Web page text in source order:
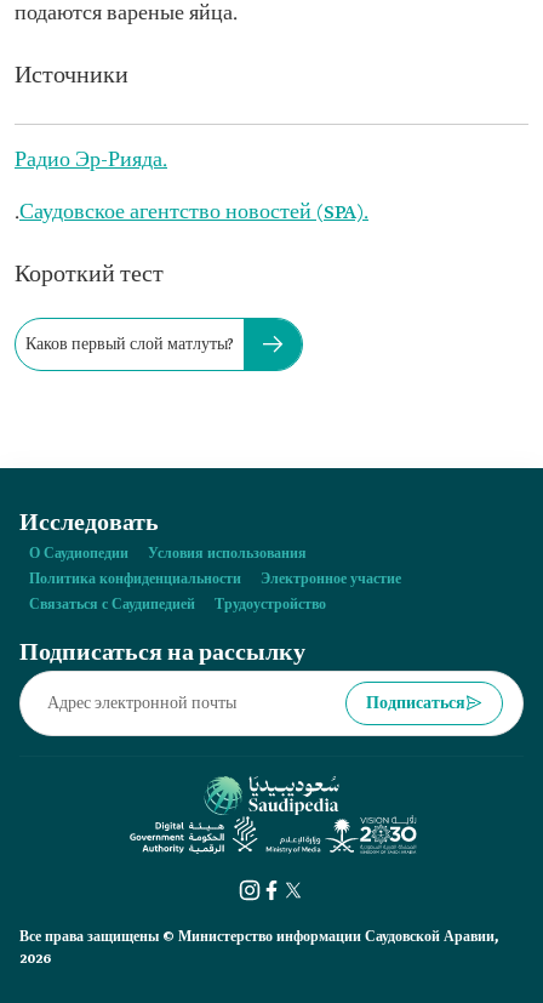
подаются вареные яйца.
Источники
Радио Эр-Рияда.
.Саудовское агентство новостей (SPA).
Короткий тест
Каков первый слой матлуты?
Исследовать
О Саудиопедии
Условия использования
Политика конфиденциальности
Электронное участие
Связаться с Саудипедией
Трудоустройство
Подписаться на рассылку
Подписаться
Все права защищены © Министерство информации Саудовской Аравии,
2026